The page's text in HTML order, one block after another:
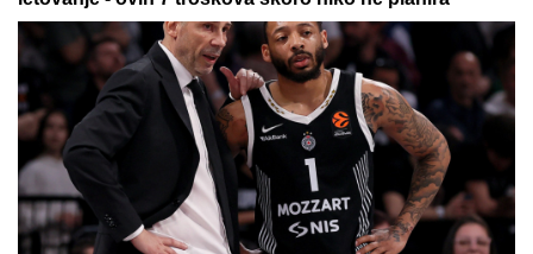
05. 08. 2026 06:45
Šta dete nasleđuje od oca, a šta od majke? Sve što
treba da znate o genetici